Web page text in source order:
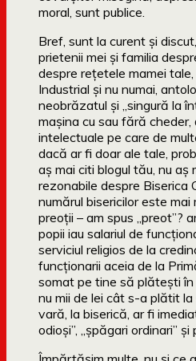
moral, sunt publice.
Bref, sunt la curent și
prietenii mei și familia
despre rețetele mamei
Industrial și nu numai,
neobrăzatul și „singură la
mașina cu sau fără
intelectuale pe care de
dacă ar fi doar ale tale,
aș mai citi blogul tău, nu aș
rezonabile despre
numărul bisericilor este
preoții – am spus „preot”?
popii iau salariul de
serviciul religios de la
funcționarii aceia de la
somat pe tine să plătești
nu mii de lei cât s-a plătit
vară, la biserică, ar fi
odioși”, „șpăgari ordinari”